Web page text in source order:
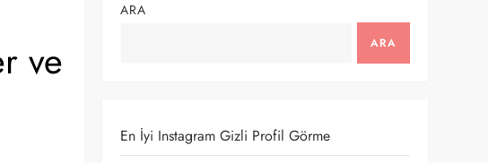
ve
ARA
ARA
En İyi Instagram Gizli Profil Görme